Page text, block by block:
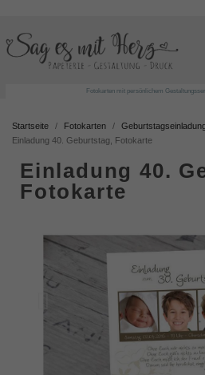
Fotokarten mit persönlichem
Startseite Fotokarten
Einladung 40. Geburtstag, Fotokarte
Einladung 40.
Fotokarte